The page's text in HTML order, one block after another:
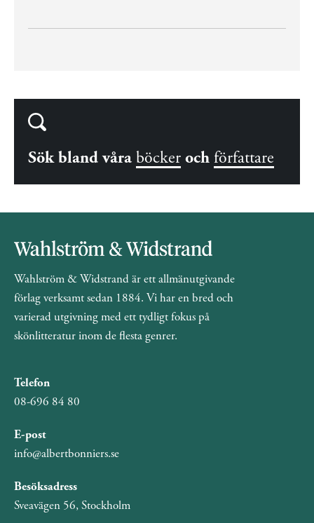
Sök bland våra böcker och författare
Wahlström & Widstrand är ett allmänutgivande
förlag verksamt sedan 1884. Vi har en bred och
varierad utgivning med ett tydligt fokus på
skönlitteratur inom de flesta genrer.
Telefon
08-696 84 80
E-post
info@albertbonniers.se
Besöksadress
Sveavägen 56, Stockholm